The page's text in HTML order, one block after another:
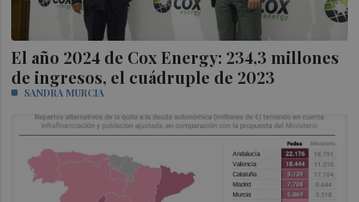
El año 2024 de Cox Energy: 234,3 millones
de ingresos, el cuádruple de 2023
SANDRA MURCIA